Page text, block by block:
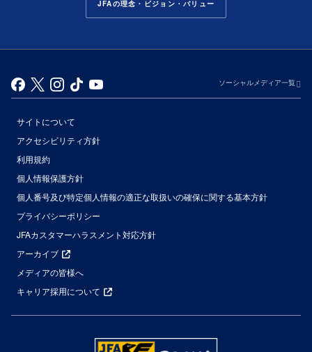
JFAの理念・ビジョン・バリュー
ソーシャルメディア一覧
サイトについて
アクセシビリティ方針
利用規約
個人情報保護方針
個人番号及び特定個人情報の適正な取扱いの確保に関する基本方針
プライバシーポリシー
JFAカスタマーハラスメント対応方針
アーカイブ
メディアの皆様へ
キャリア採用について